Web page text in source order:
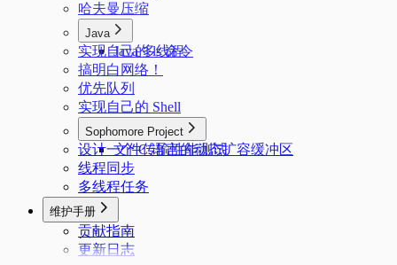
哈夫曼压缩
Java
Java 多线程
实现自己的 ls 命令
搞明白网络！
优先队列
实现自己的 Shell
Sophomore Project
文件传输性能测试
设计一个 C 语言的动态扩容缓冲区
线程同步
多线程任务
维护手册
贡献指南
更新日志